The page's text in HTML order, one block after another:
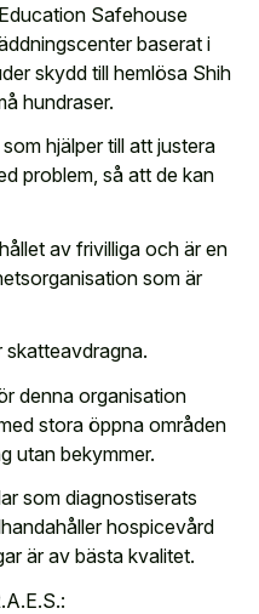
Safehouse
baserat i
skydd till hemlösa Shih
hundraser.
hjälper till att justera
problem, så att de kan
av frivilliga och är en
som är
denna organisation
stora öppna områden
utan bekymmer.
som diagnostiserats
hospicevård
är av bästa kvalitet.